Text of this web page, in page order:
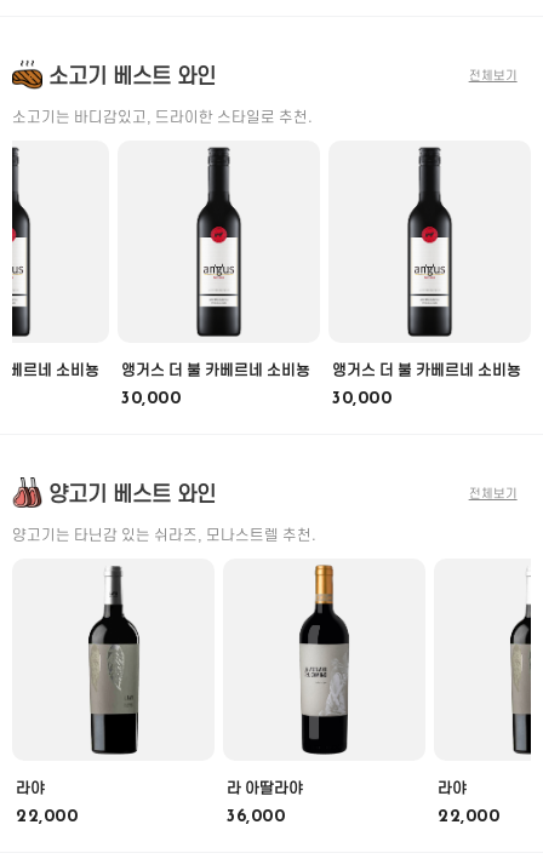
전체보기
소고기 베스트 와인
소고기는 바디감있고, 드라이한 스타일로 추천.
베르네 소비뇽 앵거스 더 불 카베르네 소비뇽
30,000
앵거스 더 불 카베르네 소비뇽
30,000
전체보기
양고기 베스트 와인
양고기는 타닌감 있는 쉬라즈, 모나스트렐 추천.
라야
22,000
라 아딸라야
36,000
라야
22,000